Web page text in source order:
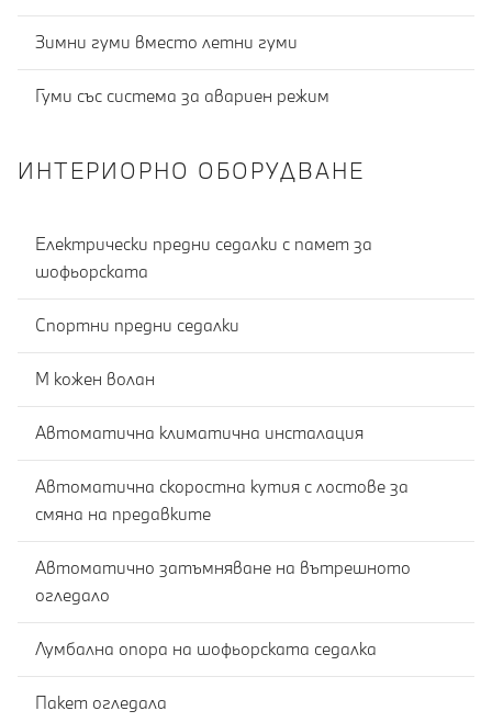
Зимни гуми вместо летни гуми
Гуми със система за авариен режим
ИНТЕРИОРНО ОБОРУДВАНЕ
Електрически предни седалки с памет за
шофьорската
Спортни предни седалки
M кожен волан
Автоматична климатична инсталация
Автоматична скоростна кутия с лостове за
смяна на предавките
Автоматично затъмняване на вътрешното
огледало
Лумбална опора на шофьорската седалка
Пакет огледала